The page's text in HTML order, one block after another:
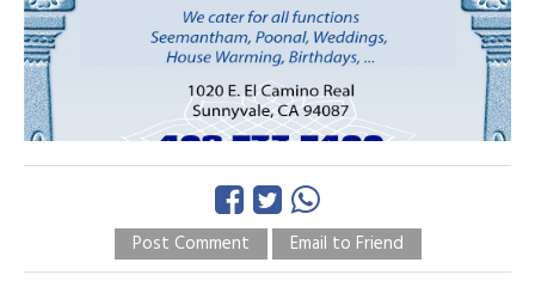
Post Comment Email to Friend